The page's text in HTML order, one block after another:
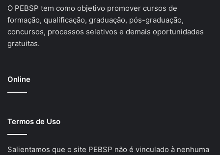
O PEBSP tem como objetivo promover cursos de
formação, qualificação, graduação, pós-graduação,
concursos, processos seletivos e demais oportunidades
gratuitas.
Online
Termos de Uso
Salientamos que o site PEBSP não é vinculado à nenhuma